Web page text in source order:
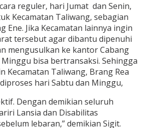
reguler, hari Jumat dan Senin,
Kecamatan Taliwang, sebagian
Ene. Jika Kecamatan lainnya ingin
tersebut agar dibantu dipenuhi
mengusulkan ke kantor Cabang
bisa bertransaksi. Sehingga
Kecamatan Taliwang, Brang Rea
hari Sabtu dan Minggu,
Dengan demikian seluruh
Lansia dan Disabilitas
lebaran,” demikian Sigit.